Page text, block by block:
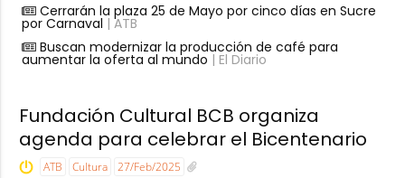
Cerrarán la plaza 25 de Mayo por cinco días en Sucre
por Carnaval | ATB
Buscan modernizar la producción de café para
aumentar la oferta al mundo | El Diario
Fundación Cultural BCB organiza
agenda para celebrar el Bicentenario
ATB Cultura 27/Feb/2025